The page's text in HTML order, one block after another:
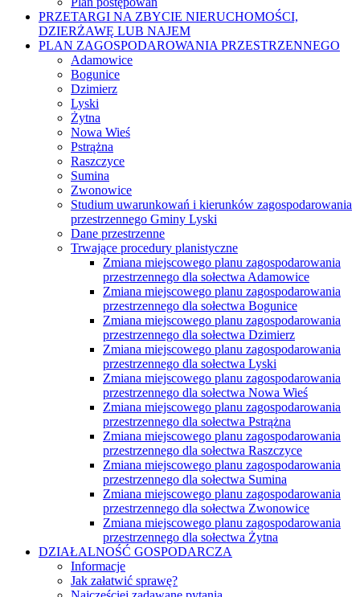
PRZETARGI NA ZBYCIE NIERUCHOMOŚCI,
DZIERŻAWĘ LUB NAJEM
PLAN ZAGOSPODAROWANIA PRZESTRZENNEGO
Adamowice
Bogunice
Dzimierz
Lyski
Żytna
Nowa Wieś
Pstrążna
Raszczyce
Sumina
Zwonowice
Studium uwarunkowań i kierunków zagospodarowania
przestrzennego Gminy Lyski
Dane przestrzenne
Trwające procedury planistyczne
Zmiana miejscowego planu zagospodarowania
przestrzennego dla sołectwa Adamowice
Zmiana miejscowego planu zagospodarowania
przestrzennego dla sołectwa Bogunice
Zmiana miejscowego planu zagospodarowania
przestrzennego dla sołectwa Dzimierz
Zmiana miejscowego planu zagospodarowania
przestrzennego dla sołectwa Lyski
Zmiana miejscowego planu zagospodarowania
przestrzennego dla sołectwa Nowa Wieś
Zmiana miejscowego planu zagospodarowania
przestrzennego dla sołectwa Pstrążna
Zmiana miejscowego planu zagospodarowania
przestrzennego dla sołectwa Raszczyce
Zmiana miejscowego planu zagospodarowania
przestrzennego dla sołectwa Sumina
Zmiana miejscowego planu zagospodarowania
przestrzennego dla sołectwa Zwonowice
Zmiana miejscowego planu zagospodarowania
przestrzennego dla sołectwa Żytna
DZIAŁALNOŚĆ GOSPODARCZA
Informacje
Jak załatwić sprawę?